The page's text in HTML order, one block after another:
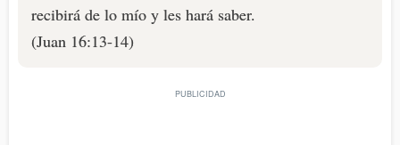
recibirá de lo mío y les hará saber.
(Juan 16:13-14)